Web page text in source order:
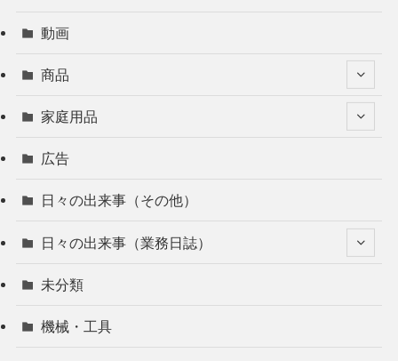
動画
商品
家庭用品
広告
日々の出来事（その他）
日々の出来事（業務日誌）
未分類
機械・工具